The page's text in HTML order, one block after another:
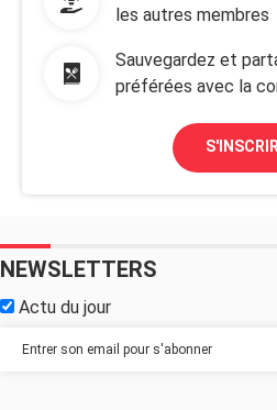
les autres membres
Sauvegardez et
préférées avec la
NEWSLETTERS
Actu du jour